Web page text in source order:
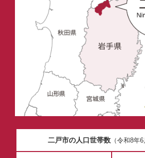
二戸市の人口世帯数（令和8年6